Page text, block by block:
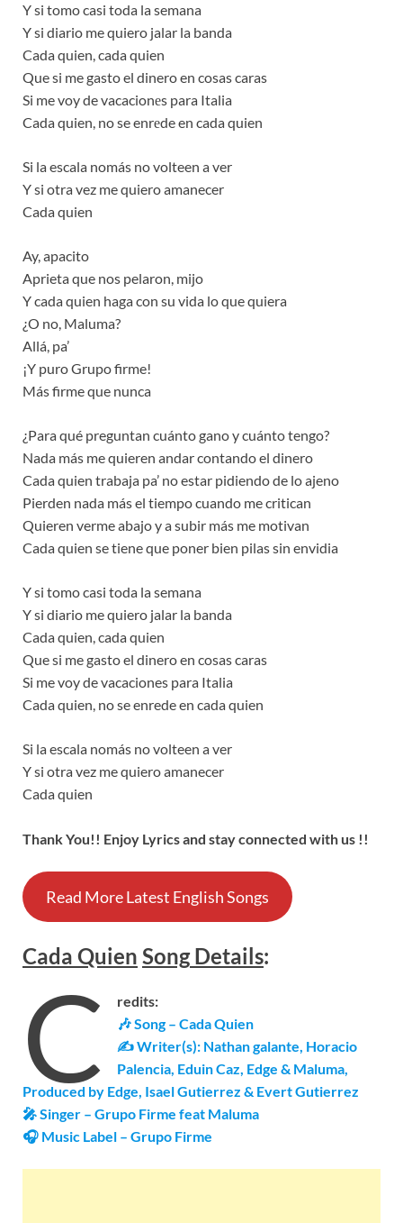
Y si tomo casi toda la semana
Y si diario me quiero jalar la banda
Cada quien, cada quien
Que si me gasto el dinero en cosas caras
Si me voy de vacacionеs para Italia
Cada quien, no se enrеde en cada quien
Si la escala nomás no volteen a ver
Y si otra vez me quiero amanecer
Cada quien
Ay, apacito
Aprieta que nos pelaron, mijo
Y cada quien haga con su vida lo que quiera
¿O no, Maluma?
Allá, pa’
¡Y puro Grupo firme!
Más firme que nunca
¿Para qué preguntan cuánto gano y cuánto tengo?
Nada más me quieren andar contando el dinero
Cada quien trabaja pa’ no estar pidiendo de lo ajeno
Pierden nada más el tiempo cuando me critican
Quieren verme abajo y a subir más me motivan
Cada quien se tiene que poner bien pilas sin envidia
Y si tomo casi toda la semana
Y si diario me quiero jalar la banda
Cada quien, cada quien
Que si me gasto el dinero en cosas caras
Si me voy de vacaciones para Italia
Cada quien, no se enrede en cada quien
Si la escala nomás no volteen a ver
Y si otra vez me quiero amanecer
Cada quien
Thank You!! Enjoy Lyrics and stay connected with us !!
Read More Latest English Songs
Cada Quien SongDetails:
C
redits:
🎶 Song – Cada Quien
✍ Writer(s): Nathan galante, Horacio
Palencia, Eduin Caz, Edge & Maluma,
Produced by Edge, Isael Gutierrez & Evert Gutierrez
🎤 Singer – Grupo Firme feat Maluma
🎧 Music Label – Grupo Firme